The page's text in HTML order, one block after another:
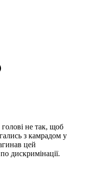
не так, щоб
з камрадом у
цей
дискримінації.